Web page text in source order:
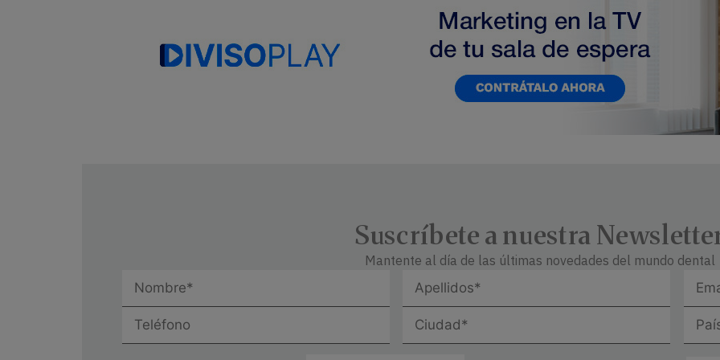
Suscríbete a nuestra
Mantente al día de las últimas novedades del mundo dental